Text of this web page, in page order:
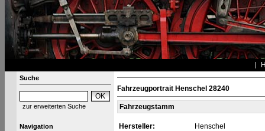
Suche
zur erweiterten Suche
Navigation
Fahrzeugportrait Henschel 28240
Fahrzeugstamm
Hersteller:
Henschel